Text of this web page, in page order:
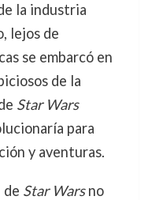
la industria
lejos de
se embarcó en
de la
Star Wars
para
y aventuras.
de Star Warsno